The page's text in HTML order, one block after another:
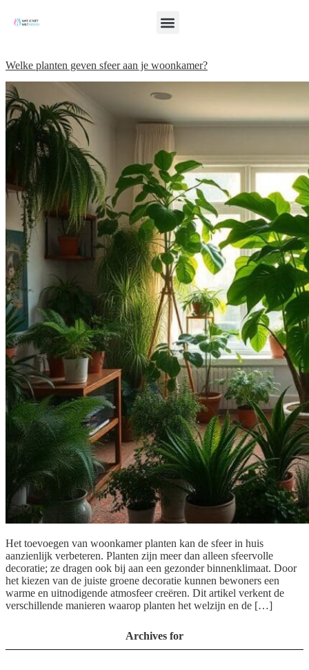
Welke planten geven sfeer aan je woonkamer?
Het toevoegen van woonkamer planten kan de sfeer in huis
aanzienlijk verbeteren. Planten zijn meer dan alleen sfeervolle
decoratie; ze dragen ook bij aan een gezonder binnenklimaat. Door
het kiezen van de juiste groene decoratie kunnen bewoners een
warme en uitnodigende atmosfeer creëren. Dit artikel verkent de
verschillende manieren waarop planten het welzijn en de […]
Archives for